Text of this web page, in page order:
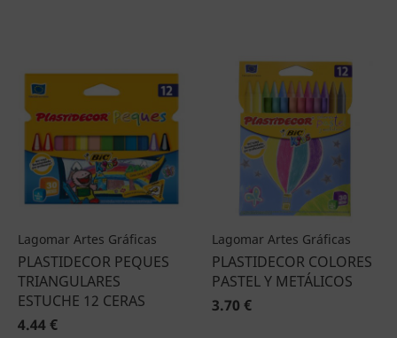
Lagomar Artes Gráficas
PLASTIDECOR PEQUES
TRIANGULARES
ESTUCHE 12 CERAS
4.44 €
Lagomar Artes Gráficas
PLASTIDECOR COLORES
PASTEL Y METÁLICOS
3.70 €